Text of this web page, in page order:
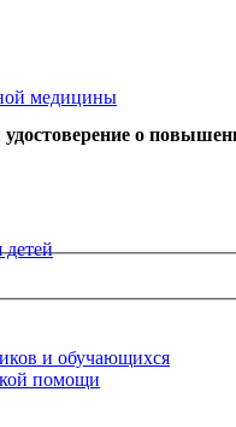
медицины
детей
и обучающихся
помощи
о